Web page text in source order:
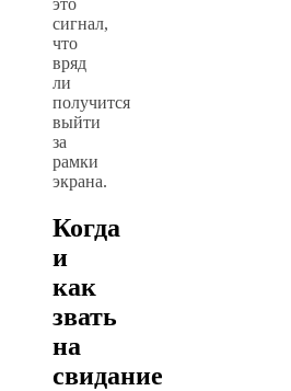
сигнал,
что
вряд
ли
получится
выйти
за
рамки
экрана.
Когда
и
как
звать
на
свидание